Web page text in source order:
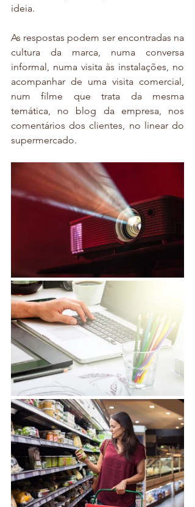
ideia.
As respostas podem ser encontradas na
cultura da marca, numa conversa
informal, numa visita às instalações, no
acompanhar de uma visita comercial,
num filme que trata da mesma
temática, no blog da empresa, nos
comentários dos clientes, no linear do
supermercado.